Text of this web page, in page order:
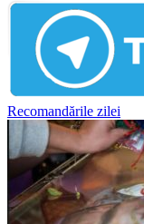
Recomandările zilei